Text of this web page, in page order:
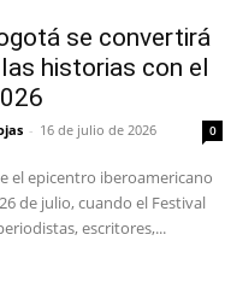
se convertirá
historias con el
- 16 de julio de 2026 0
el epicentro iberoamericano
de julio, cuando el Festival
escritores,...